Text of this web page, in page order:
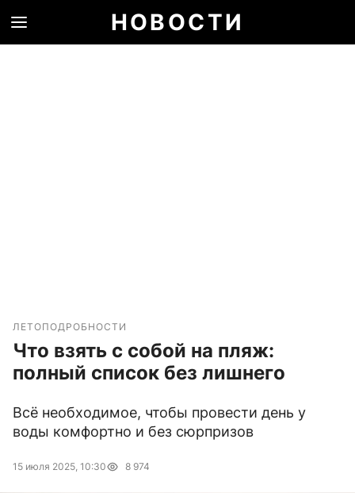
НОВОСТИ
ЛЕТОПОДРОБНОСТИ
Что взять с собой на пляж:
полный список без лишнего
Всё необходимое, чтобы провести день у
воды комфортно и без сюрпризов
15 июля 2025, 10:30 8 974